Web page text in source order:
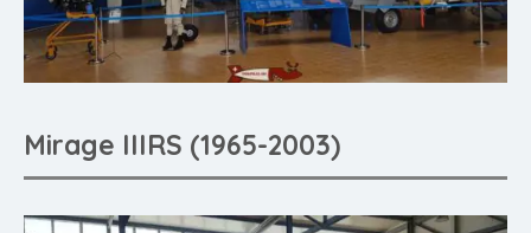
Mirage IIIRS (1965-2003)